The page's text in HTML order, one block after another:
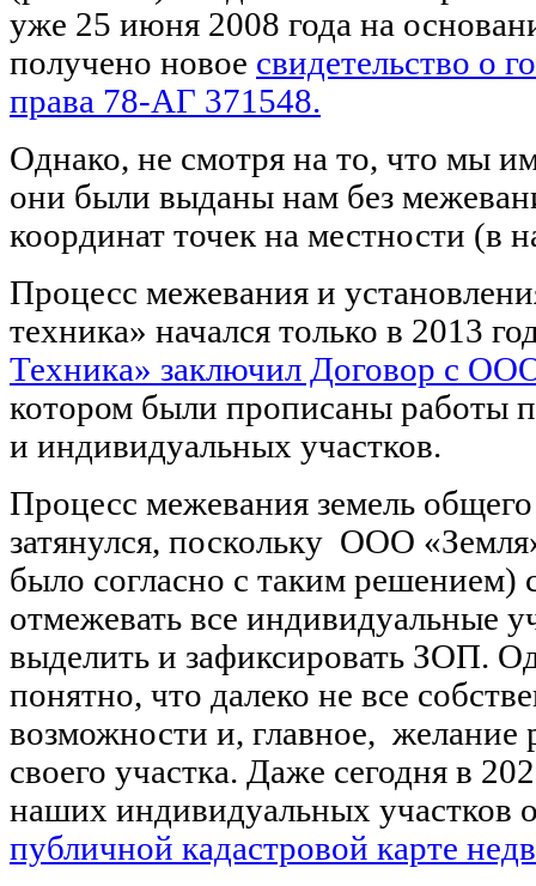
уже 25 июня 2008 года на
получено новое свидетельство о
права 78-АГ 371548.
Однако, не смотря на то, что мы
они были выданы нам без
координат точек на местности (в
Процесс межевания и
техника» начался только в 2013
Техника» заключил Договор с
котором были прописаны работы
и индивидуальных участков.
Процесс межевания земель
затянулся, поскольку ООО
было согласно с таким решением)
отмежевать все индивидуальные
выделить и зафиксировать ЗОП.
понятно, что далеко не все
возможности и, главное, желание
своего участка. Даже сегодня в
наших индивидуальных участков
публичной кадастровой карте